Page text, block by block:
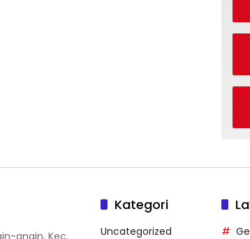
Kategori
Uncategorized